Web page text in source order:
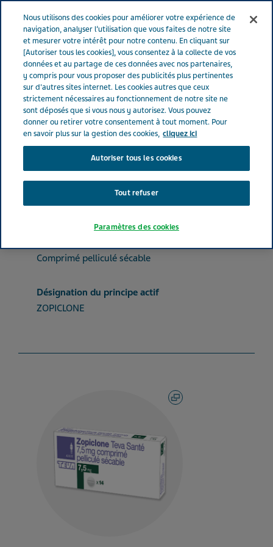
Menu
France Nos Produits
ZOPICLONE TEVA SANTE® 7.5 mg (bte de
14)
ZOPICLONE TEVA SANTE®
7.5 mg (bte de 14)
ZOPICLONE
Comprimé pelliculé sécable
Désignation du principe actif
ZOPICLONE
Nous utilisons des cookies pour améliorer votre expérience de
navigation, analyser l’utilisation que vous faites de notre site
et mesurer votre intérêt pour notre contenu. En cliquant sur
[Autoriser tous les cookies], vous consentez à la collecte de vos
données et au partage de ces données avec nos partenaires,
y compris pour vous proposer des publicités plus pertinentes
sur d'autres sites internet. Les cookies autres que ceux
strictement nécessaires au fonctionnement de notre site ne
sont déposés que si vous nous y autorisez. Vous pouvez
donner ou retirer votre consentement à tout moment. Pour
en savoir plus sur la gestion des cookies, cliquez ici
Autoriser tous les cookies
Tout refuser
Paramètres des cookies